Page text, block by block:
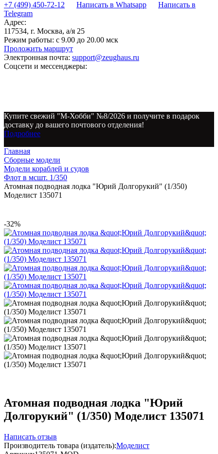
+7 (499) 450-72-12
Написать в Whatsapp
Написать в
Telegram
Адрес:
117534, г. Москва, а/я 25
Режим работы: с 9.00 до 20.00 мск
Проложить маршрут
Электронная почта: support@zeughaus.ru
Соцсети и мессенджеры:
Купите свежий "М-Хобби" №8/2026 и получите в подарок
доставку до вашего почтового отделения!
Подробнее
Главная
Сборные модели
Модели кораблей и судов
Флот в мсшт. 1/350
Атомная подводная лодка "Юрий Долгорукий" (1/350)
Моделист 135071
-32%
Атомная подводная лодка "Юрий
Долгорукий" (1/350) Моделист 135071
Написать отзыв
Производитель товара (издатель):Моделист